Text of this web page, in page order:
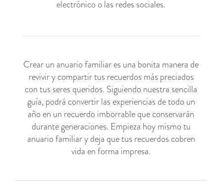
electrónico o las redes sociales.
Crear un anuario familiar es una bonita manera de
revivir y compartir tus recuerdos más preciados
con tus seres queridos. Siguiendo nuestra sencilla
guía, podrá convertir las experiencias de todo un
año en un recuerdo imborrable que conservarán
durante generaciones. Empieza hoy mismo tu
anuario familiar y deja que tus recuerdos cobren
vida en forma impresa.